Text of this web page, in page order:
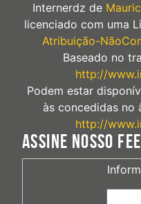
Internerdz de
licenciado com uma
Atribuição-
Baseado no
http://
Podem estar
às concedidas no
http://
ASSINE NOSSO